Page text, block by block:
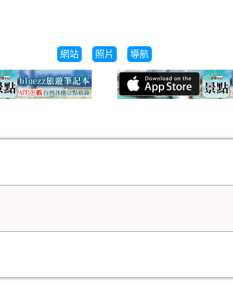
網站 照片 導航